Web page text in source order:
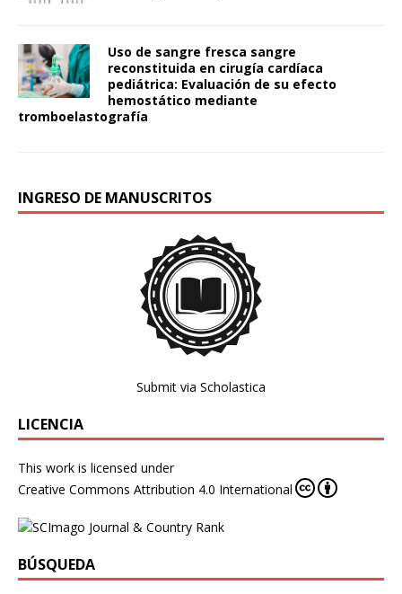
Uso de sangre fresca sangre
reconstituida en cirugía cardíaca
pediátrica: Evaluación de su efecto
hemostático mediante
tromboelastografía
INGRESO DE MANUSCRITOS
Submit via Scholastica
LICENCIA
This work is licensed under
Creative Commons Attribution 4.0 International
BÚSQUEDA